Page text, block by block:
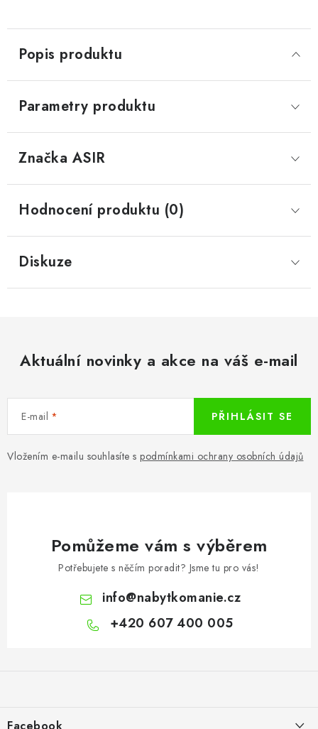
Popis produktu
Parametry produktu
Značka ASIR
Hodnocení produktu (0)
Diskuze
Aktuální novinky a akce na váš e-mail
E-mail
Vložením e-mailu souhlasíte s podmínkami ochrany osobních údajů
PŘIHLÁSIT SE
Pomůžeme vám s výběrem
Potřebujete s něčím poradit? Jsme tu pro vás!
info@nabytkomanie.cz
+420 607 400 005
aFacebook